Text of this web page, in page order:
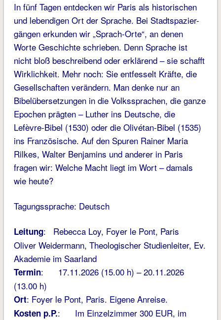
In fünf Tagen entdecken wir Paris als historischen
und lebendigen Ort der Sprache. Bei Stadtspazier-
gängen erkunden wir „Sprach-Orte“, an denen
Worte Geschichte schrieben. Denn Sprache ist
nicht bloß beschreibend oder erklärend – sie schafft
Wirklichkeit. Mehr noch: Sie entfesselt Kräfte, die
Gesellschaften verändern. Man denke nur an
Bibelübersetzungen in die Volkssprachen, die ganze
Epochen prägten – Luther ins Deutsche, die
Lefèvre-Bibel (1530) oder die Olivétan-Bibel (1535)
ins Französische. Auf den Spuren Rainer Maria
Rilkes, Walter Benjamins und anderer in Paris
fragen wir: Welche Macht liegt im Wort – damals
wie heute?
Tagungssprache: Deutsch
Leitung: Rebecca Loy, Foyer le Pont, Paris
Oliver Weidermann, Theologischer Studienleiter, Ev.
Akademie im Saarland
Termin: 17.11.2026 (15.00 h) – 20.11.2026
(13.00 h)
Ort: Foyer le Pont, Paris. Eigene Anreise.
Kosten p.P.: Im Einzelzimmer 300 EUR, im